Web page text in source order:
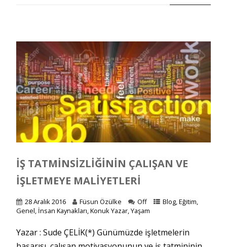
İŞ TATMINSIZLIĞININ ÇALIŞAN VE
İŞLETMEYE MALIYETLERI
28 Aralık 2016 Füsun Özülke Off Blog,Eğitim,
Genel, İnsan Kaynakları,Konuk Yazar,Yaşam
Yazar : Sude ÇELİK(*) Günümüzde işletmelerin